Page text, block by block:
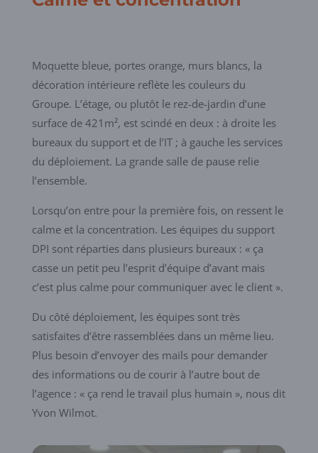
Moquette bleue, portes orange, murs blancs, la
décoration intérieure reflète les couleurs du
Groupe. L’étage, ou plutôt le rez-de-jardin d’une
surface de 421m², est scindé en deux : à droite les
bureaux du support et de l’IT ; à gauche les services
du déploiement. La grande salle de pause relie
l’ensemble.
Lorsqu’on entre pour la première fois, on ressent le
calme et la concentration. Les équipes du support
DPI sont réparties dans plusieurs bureaux : « ça
casse un petit peu l’esprit d’équipe d’avant mais
c’est plus calme pour communiquer avec le client ».
Du côté déploiement, les équipes sont très
satisfaites d’être rassemblées dans un même lieu.
Plus besoin d’envoyer des mails pour demander
des informations ou de courir à l’autre bout de
l’agence : « ça rend le travail plus humain », nous dit
Yvon Wilmot.